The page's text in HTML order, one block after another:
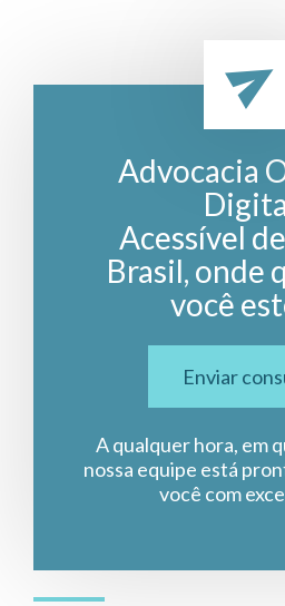
Advocacia
Acessível
Brasil, onde
você
Enviar
A qualquer hora, em
nossa equipe está
você com